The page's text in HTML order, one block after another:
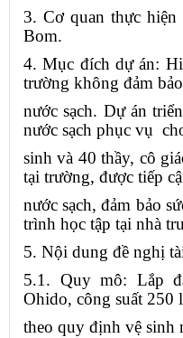
3. Cơ quan thực
Bom.
4. Mục đích dự án:
trường không đảm
nước sạch. Dự án
nước sạch phục vụ
sinh và 40 thầy, cô
tại trường, được tiếp
nước sạch, đảm bảo
trình học tập tại nhà
5. Nội dung đề nghị
5.1. Quy mô: Lắp
Ohido, công suất 250
theo quy định vệ sinh